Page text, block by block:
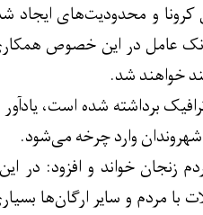
کرونا و محدودیت‌های
عامل در این خصوص
خواهند شد.
برداشته شده است،
وارد چرخه می‌شود.
خواند و افزود: در این
با مردم و سایر ارگان‌ها